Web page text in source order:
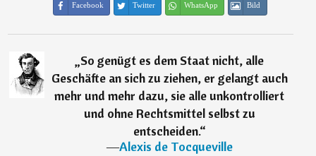
Facebook Twitter WhatsApp Bild
„So genügt es dem Staat nicht, alle
Geschäfte an sich zu ziehen, er gelangt auch
mehr und mehr dazu, sie alle unkontrolliert
und ohne Rechtsmittel selbst zu
entscheiden.“
―Alexis de Tocqueville